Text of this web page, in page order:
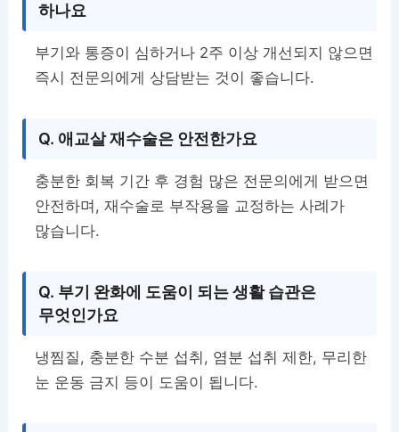
하나요
부기와 통증이 심하거나 2주 이상 개선되지 않으면
즉시 전문의에게 상담받는 것이 좋습니다.
Q. 애교살 재수술은 안전한가요
충분한 회복 기간 후 경험 많은 전문의에게 받으면
안전하며, 재수술로 부작용을 교정하는 사례가
많습니다.
Q. 부기 완화에 도움이 되는 생활 습관은
무엇인가요
냉찜질, 충분한 수분 섭취, 염분 섭취 제한, 무리한
눈 운동 금지 등이 도움이 됩니다.